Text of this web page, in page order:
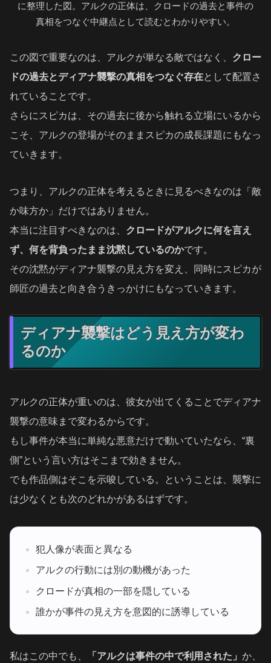
に整理した図。アルクの正体は、クロードの過去と事件の
真相をつなぐ中継点として読むとわかりやすい。
この図で重要なのは、アルクが単なる敵ではなく、 クロー
ドの過去とディアナ襲撃の真相をつなぐ存在として配置さ
れていることです。
さらにスピカは、その過去に後から触れる立場にいるから
こそ、アルクの登場がそのままスピカの成長課題にもなっ
ていきます。
つまり、アルクの正体を考えるときに見るべきなのは「敵
か味方か」だけではありません。
本当に注目すべきなのは、 クロードがアルクに何を言え
ず、何を背負ったまま沈黙しているのかです。
その沈黙がディアナ襲撃の見え方を変え、同時にスピカが
師匠の過去と向き合うきっかけにもなっていきます。
ディアナ襲撃はどう見え方が変わ
るのか
アルクの正体が重いのは、彼女が出てくることでディアナ
襲撃の意味まで変わるからです。
もし事件が本当に単純な悪意だけで動いていたなら、“裏
側”という言い方はそこまで効きません。
でも作品側はそこを示唆している。ということは、襲撃に
は少なくとも次のどれかがあるはずです。
犯人像が表面と異なる
アルクの行動には別の動機があった
クロードが真相の一部を隠している
誰かが事件の見え方を意図的に誘導している
私はこの中でも、 「アルクは事件の中で利用された」 か、